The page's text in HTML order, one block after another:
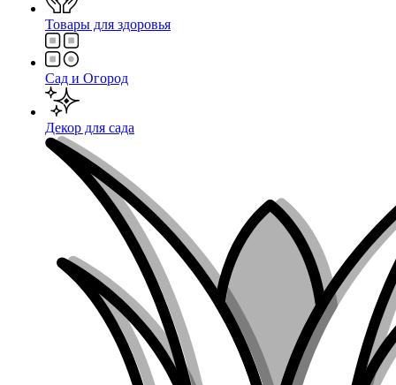
Товары для здоровья
Сад и Огород
Декор для сада